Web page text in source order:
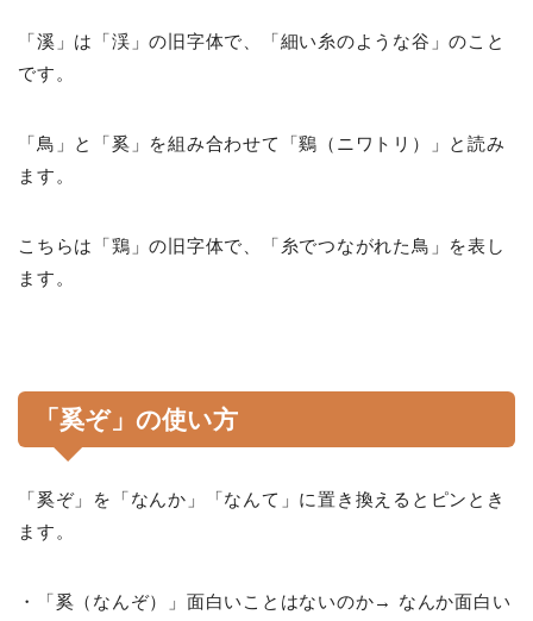
「溪」は「渓」の旧字体で、「細い糸のような谷」のこと
です。
「鳥」と「奚」を組み合わせて「鷄（ニワトリ）」と読み
ます。
こちらは「鶏」の旧字体で、「糸でつながれた鳥」を表し
ます。
「奚ぞ」の使い方
「奚ぞ」を「なんか」「なんて」に置き換えるとピンとき
ます。
・「奚（なんぞ）」面白いことはないのか→ なんか面白い